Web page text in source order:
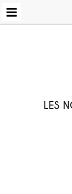
LES